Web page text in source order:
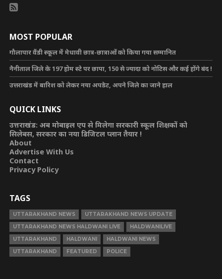
MOST POPULAR
गौलापार वैंडी स्कूल में मेधावी छात्र-छात्राओं को किया गया सम्मानित
नैनीताल जिले के 197 होम स्टे पर छापा, 150 से ज्यादा को नोटिस और कई होंगे बंद !
उत्तराखंड में बारिश को लेकर नया अपडेट, अपने जिले का जाने हाल
QUICK LINKS
उत्तराखंड: अब मोबाइल एप से मिलेगा सरकारी स्कूल शिक्षकों को
सिलेबस, सरकार का नया डिजिटल प्लान तैयार !
About
Advertise With Us
Contact
Privacy Policy
TAGS
UTTARAKHAND NEWS
UTTARAKHAND NEWS UPDATE
UTTARAKHAND NEWS HALDWANI LIVE
HALDWANILIVE
UTTARAKHAND
HALDWANI
HALDWANI NEWS
UTTARAKHAND
FEATURED POLICE